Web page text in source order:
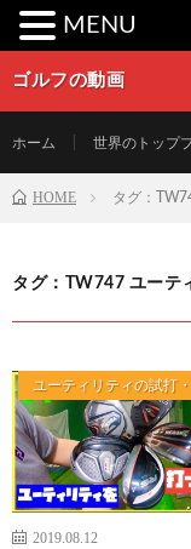
ゴルフの動画
ホーム 世界のトップ
HOME タグ：
タグ：TW747 ユーテ
ユーティリティの試打
2019.08.12
MENU